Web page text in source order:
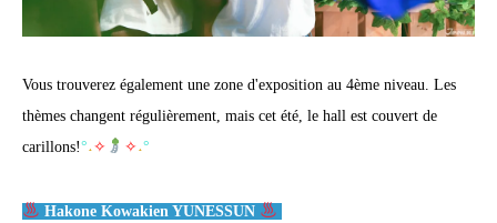
Vous trouverez également une zone d'exposition au 4ème niveau. Les
thèmes changent régulièrement, mais cet été, le hall est couvert de
carillons!°˖✧ ✧˖°
Hakone Kowakien YUNESSUN